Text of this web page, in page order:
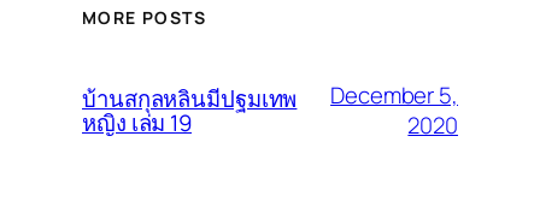
MORE POSTS
บ้านสกุลหลินมีปฐมเทพ
หญิง เล่ม 19
December 5,
2020